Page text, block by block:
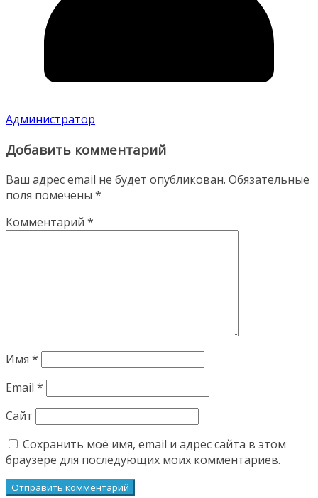
Администратор
Добавить комментарий
Ваш адрес email не будет опубликован. Обязательные
поля помечены *
Комментарий *
Имя *
Email *
Сайт
Сохранить моё имя, email и адрес сайта в этом
браузере для последующих моих комментариев.